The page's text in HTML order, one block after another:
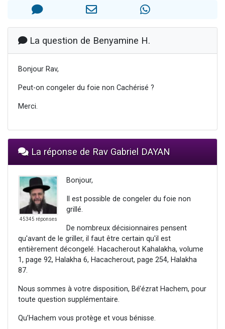
Ariel vient de donner son Maasser
Il reste 49 places pour étudier en groupe sur Zoom
La question de Benyamine H.
Bonjour Rav,
Peut-on congeler du foie non Cachérisé ?
Merci.
La réponse de Rav Gabriel DAYAN
45345 réponses
Bonjour,
Il est possible de congeler du foie non
grillé.
De nombreux décisionnaires pensent
qu'avant de le griller, il faut être certain qu'il est
entièrement décongelé. Hacacherout Kahalakha, volume
1, page 92, Halakha 6, Hacacherout, page 254, Halakha
87.
Nous sommes à votre disposition, Bé’ézrat Hachem, pour
toute question supplémentaire.
Qu’Hachem vous protège et vous bénisse.